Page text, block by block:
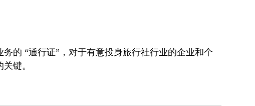
务的 “通行证”，对于有意投身旅行社行业的企业和个
键。